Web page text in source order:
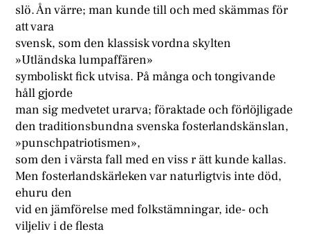
slö. Ån värre; man kunde till och med skämmas för
att vara
svensk, som den klassisk vordna skylten
»Utländska lumpaffären»
symboliskt fick utvisa. På många och tongivande
håll gjorde
man sig medvetet urarva; föraktade och förlöjligade
den traditionsbundna svenska fosterlandskänslan,
»punschpatriotismen»,
som den i värsta fall med en viss r ätt kunde kallas.
Men fosterlandskärleken var naturligtvis inte död,
ehuru den
vid en jämförelse med folkstämningar, ide- och
viljeliv i de flesta